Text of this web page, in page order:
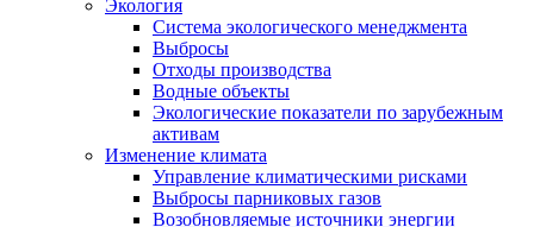
Экология
Система экологического менеджмента
Выбросы
Отходы производства
Водные объекты
Экологические показатели по зарубежным
активам
Изменение климата
Управление климатическими рисками
Выбросы парниковых газов
Возобновляемые источники энергии